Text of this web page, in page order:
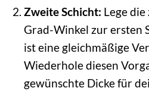
Zweite Schicht: Lege
Grad-Winkel zur ersten
ist eine gleichmäßige
Wiederhole diesen
gewünschte Dicke für